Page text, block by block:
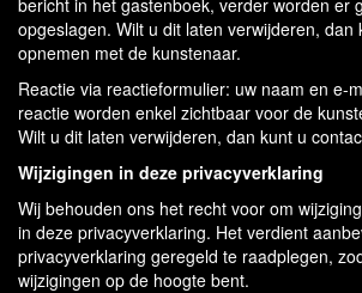
bericht in het gastenboek, verder worden er
opgeslagen. Wilt u dit laten verwijderen, dan
opnemen met de kunstenaar.
Reactie via reactieformulier: uw naam en e-
reactie worden enkel zichtbaar voor de
Wilt u dit laten verwijderen, dan kunt u
Wijzigingen in deze privacyverklaring
Wij behouden ons het recht voor om
in deze privacyverklaring. Het verdient
privacyverklaring geregeld te raadplegen,
wijzigingen op de hoogte bent.